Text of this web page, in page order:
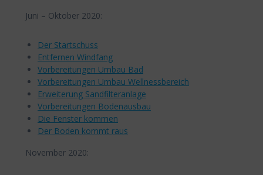
Juni – Oktober 2020:
Der Startschuss
Entfernen Windfang
Vorbereitungen Umbau Bad
Vorbereitungen Umbau Wellnessbereich
Erweiterung Sandfilteranlage
Vorbereitungen Bodenausbau
Die Fenster kommen
Der Boden kommt raus
November 2020: